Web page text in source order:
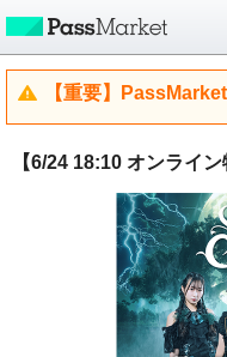
【重要】
【6/24 18:10 オンライ